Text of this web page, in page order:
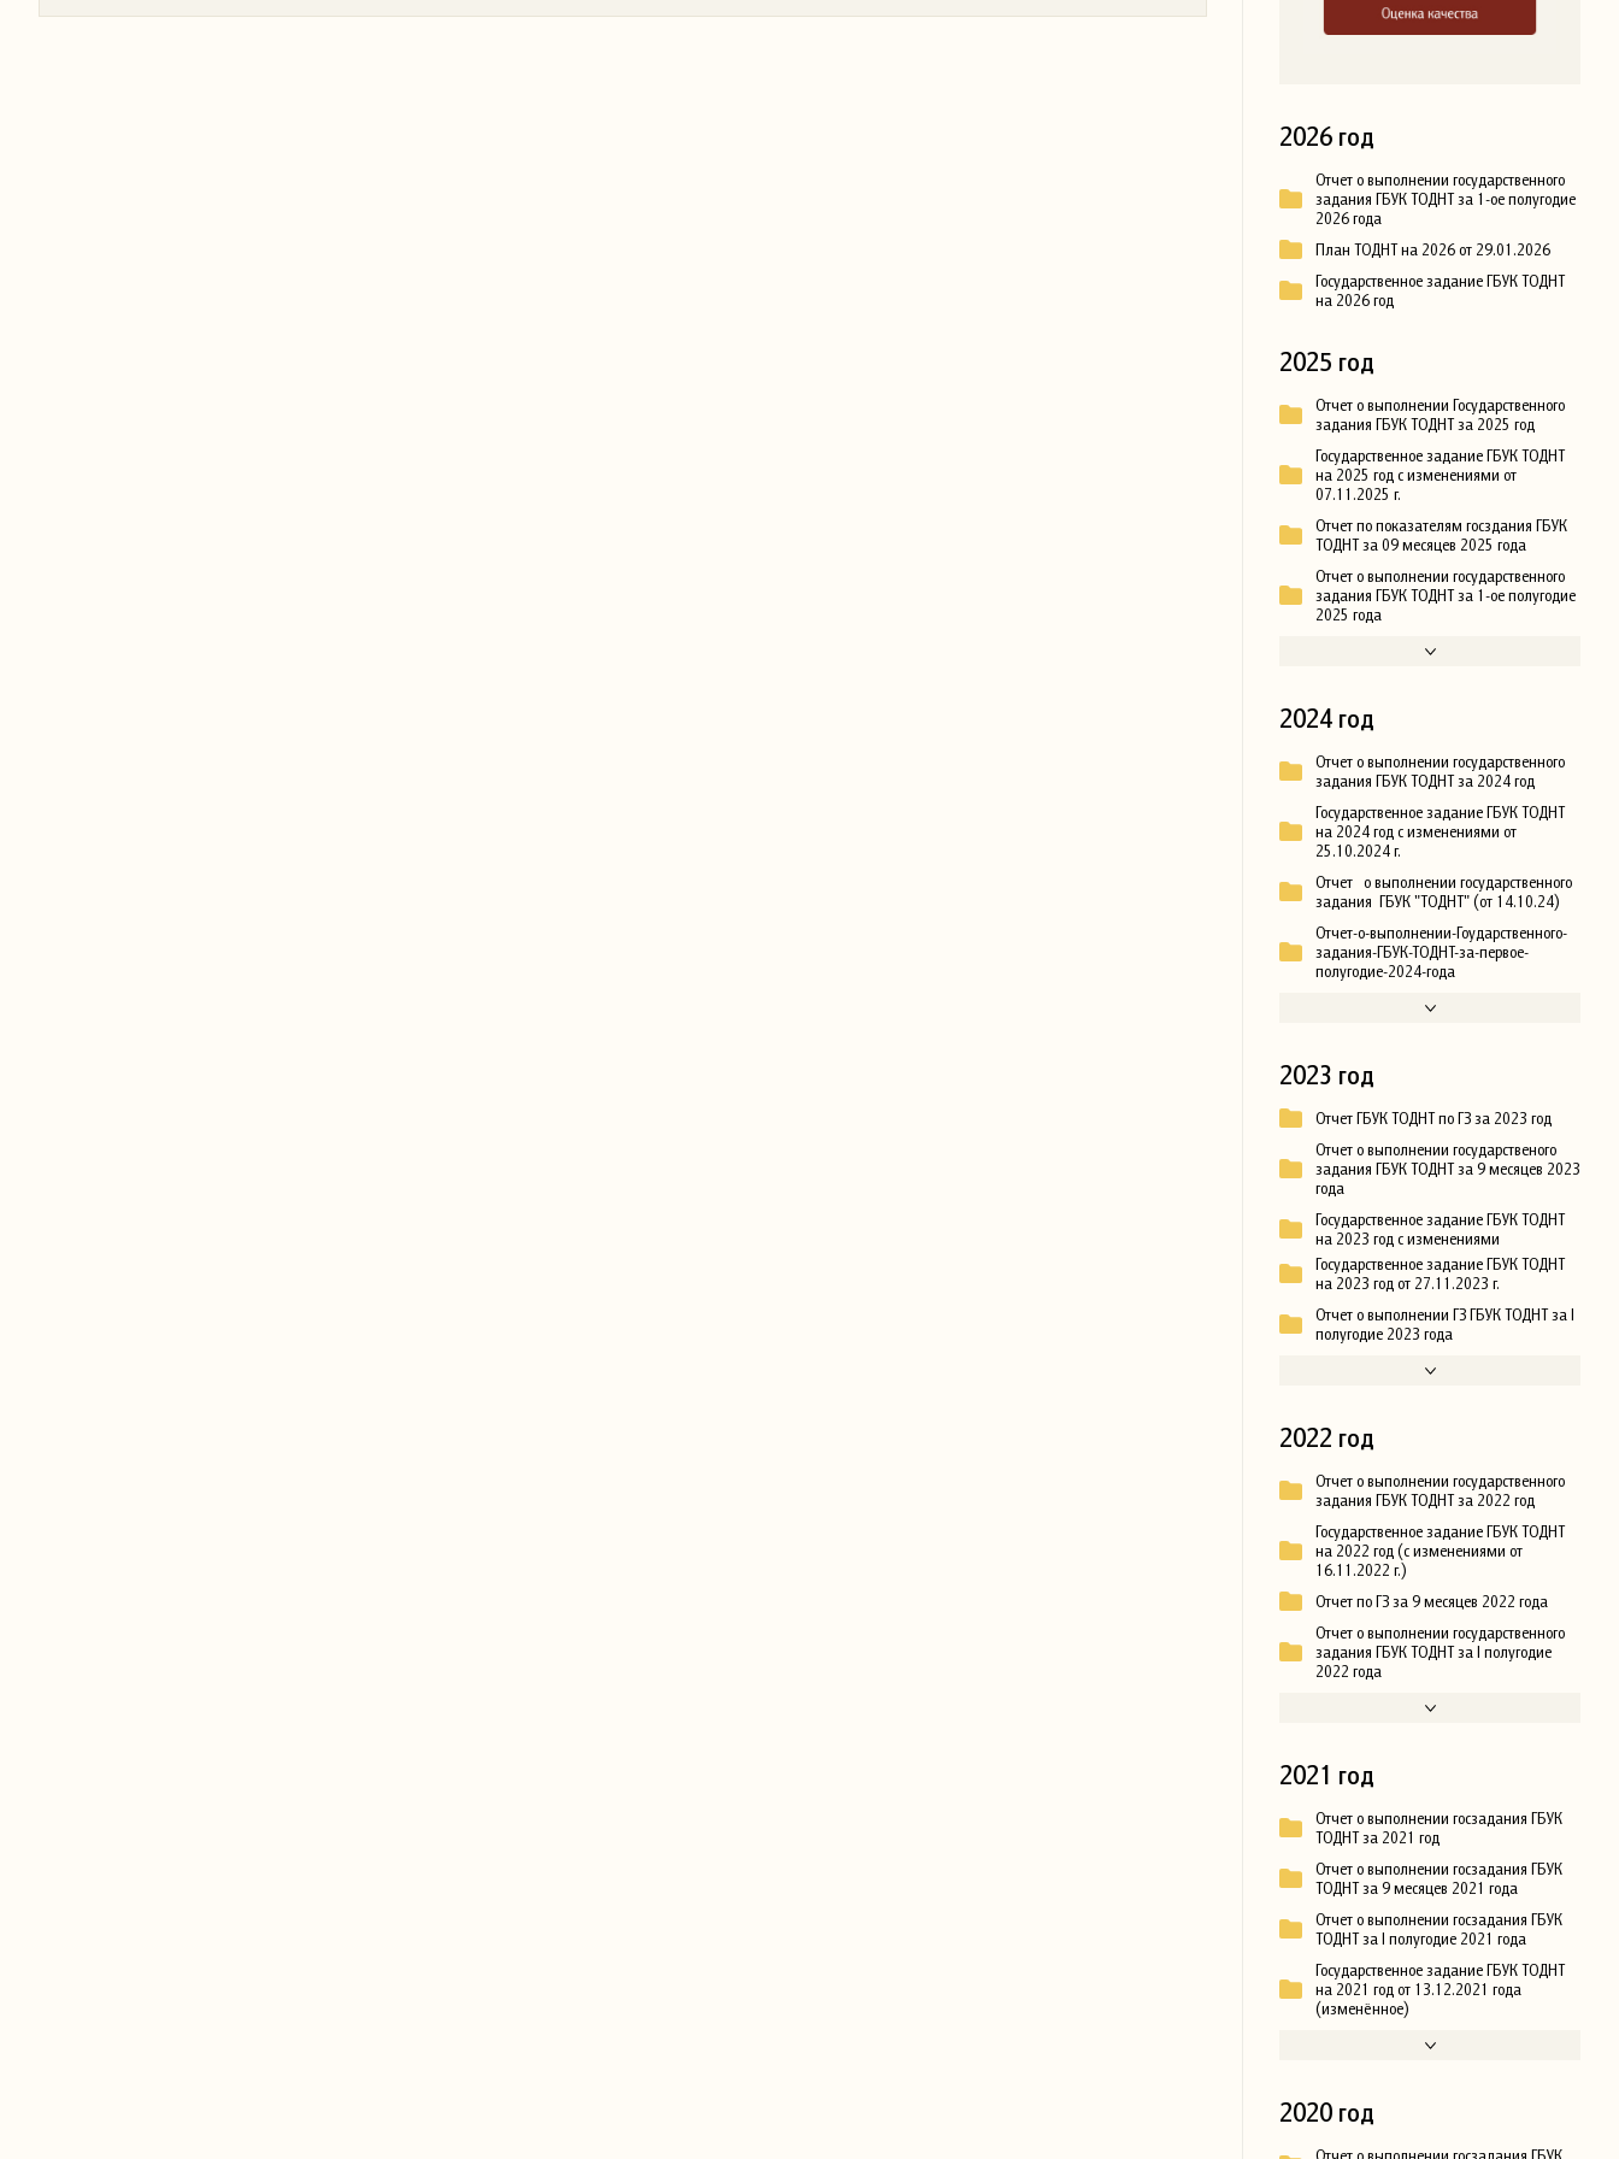
2026 год
Отчет о выполнении государственного
задания ГБУК ТОДНТ за 1-ое полугодие
2026 года
План ТОДНТ на 2026 от 29.01.2026
Государственное задание ГБУК ТОДНТ
на 2026 год
2025 год
Отчет о выполнении Государственного
задания ГБУК ТОДНТ за 2025 год
Государственное задание ГБУК ТОДНТ
на 2025 год с изменениями от
07.11.2025 г.
Отчет по показателям госздания ГБУК
ТОДНТ за 09 месяцев 2025 года
Отчет о выполнении государственного
задания ГБУК ТОДНТ за 1-ое полугодие
2025 года
2024 год
Отчет о выполнении государственного
задания ГБУК ТОДНТ за 2024 год
Государственное задание ГБУК ТОДНТ
на 2024 год с изменениями от
25.10.2024 г.
Отчет о выполнении государственного
задания ГБУК "ТОДНТ" (от 14.10.24)
Отчет-о-выполнении-Гоударственного-
задания-ГБУК-ТОДНТ-за-первое-
полугодие-2024-года
2023 год
Отчет ГБУК ТОДНТ по ГЗ за 2023 год
Отчет о выполнении государственого
задания ГБУК ТОДНТ за 9 месяцев 2023
года
Государственное задание ГБУК ТОДНТ
на 2023 год с изменениями
Государственное задание ГБУК ТОДНТ
на 2023 год от 27.11.2023 г.
Отчет о выполнении ГЗ ГБУК ТОДНТ за I
полугодие 2023 года
2022 год
Отчет о выполнении государственного
задания ГБУК ТОДНТ за 2022 год
Государственное задание ГБУК ТОДНТ
на 2022 год (с изменениями от
16.11.2022 г.)
Отчет по ГЗ за 9 месяцев 2022 года
Отчет о выполнении государственного
задания ГБУК ТОДНТ за I полугодие
2022 года
2021 год
Отчет о выполнении госзадания ГБУК
ТОДНТ за 2021 год
Отчет о выполнении госзадания ГБУК
ТОДНТ за 9 месяцев 2021 года
Отчет о выполнении госзадания ГБУК
ТОДНТ за I полугодие 2021 года
Государственное задание ГБУК ТОДНТ
на 2021 год от 13.12.2021 года
(изменённое)
2020 год